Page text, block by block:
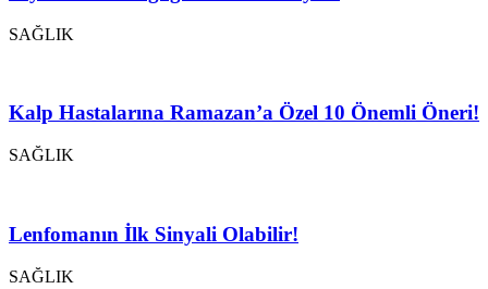
SAĞLIK
Kalp Hastalarına Ramazan’a Özel 10 Önemli Öneri!
SAĞLIK
Lenfomanın İlk Sinyali Olabilir!
SAĞLIK